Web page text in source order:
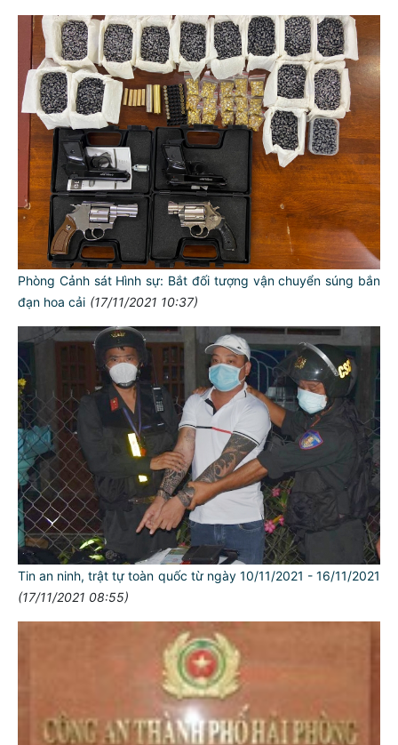
Phòng Cảnh sát Hình sự: Bắt đối tượng vận chuyển súng bắn
đạn hoa cải (17/11/2021 10:37)
Tin an ninh, trật tự toàn quốc từ ngày 10/11/2021 - 16/11/2021
(17/11/2021 08:55)